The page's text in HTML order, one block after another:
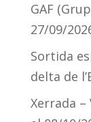
GAF
27/09/
Sortida
delta de
Xerrada